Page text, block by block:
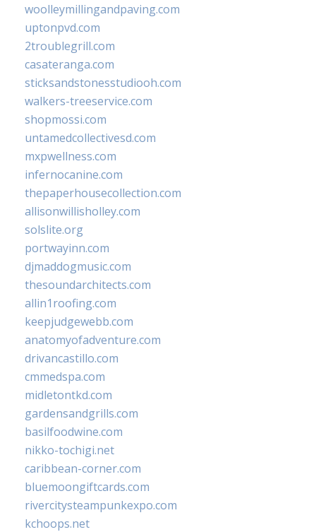
woolleymillingandpaving.com
uptonpvd.com
2troublegrill.com
casateranga.com
sticksandstonesstudiooh.com
walkers-treeservice.com
shopmossi.com
untamedcollectivesd.com
mxpwellness.com
infernocanine.com
thepaperhousecollection.com
allisonwillisholley.com
solslite.org
portwayinn.com
djmaddogmusic.com
thesoundarchitects.com
allin1roofing.com
keepjudgewebb.com
anatomyofadventure.com
drivancastillo.com
cmmedspa.com
midletontkd.com
gardensandgrills.com
basilfoodwine.com
nikko-tochigi.net
caribbean-corner.com
bluemoongiftcards.com
rivercitysteampunkexpo.com
kchoops.net